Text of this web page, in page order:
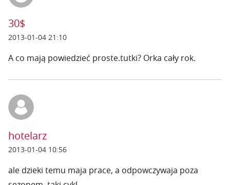
30$
2013-01-04 21:10
A co mają powiedzieć proste.tutki? Orka cały rok.
hotelarz
2013-01-04 10:56
ale dzieki temu maja prace, a odpowczywaja poza